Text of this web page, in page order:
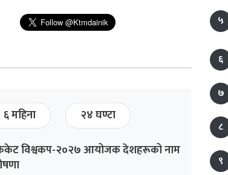
६ महिना २४ घण्टा
विश्वकप-२०२७ आयोजक देशहरूको नाम
५
६
७
८
९